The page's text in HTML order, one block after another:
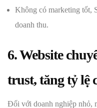
Không có marketing tốt,
doanh thu.
6. Website
trust, tăng tỷ lệ
Đối với doanh nghiệp nhỏ,